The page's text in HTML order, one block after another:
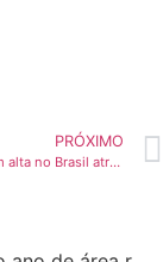
PRÓXIMO
Agronegócio em alta no Brasil atrai jovens em busca da profissionalização